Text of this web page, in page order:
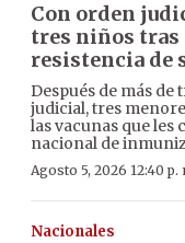
Con orden
tres niños
resistencia de
Después de más de
judicial, tres
las vacunas que
nacional de
Agosto 5, 2026 12:40 p.
Nacionales